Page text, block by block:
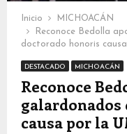
Inicio
MICHOACÁN
Reconoce Bedolla
doctorado honoris
DESTACADO MICHOACÁN
Reconoce
causa por la